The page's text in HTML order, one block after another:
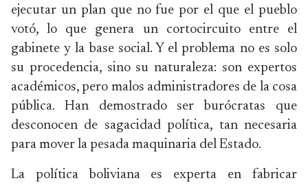
ejecutar un plan que no fue por el que el pueblo
votó, lo que genera un cortocircuito entre el
gabinete y la base social. Y el problema no es solo
su procedencia, sino su naturaleza: son expertos
académicos, pero malos administradores de la cosa
pública. Han demostrado ser burócratas que
desconocen de sagacidad política, tan necesaria
para mover la pesada maquinaria del Estado.
La política boliviana es experta en fabricar